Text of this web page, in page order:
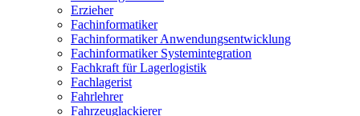
Erzieher
Fachinformatiker
Fachinformatiker Anwendungsentwicklung
Fachinformatiker Systemintegration
Fachkraft für Lagerlogistik
Fachlagerist
Fahrlehrer
Fahrzeuglackierer